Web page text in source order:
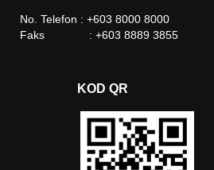
No. Telefon : +603 8000 8000
Faks : +603 8889 3855
KOD QR